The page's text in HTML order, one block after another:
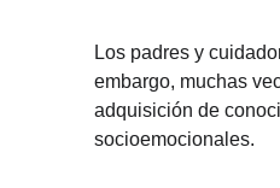
Los padres y
embargo, muchas
adquisición de
socioemocionales.